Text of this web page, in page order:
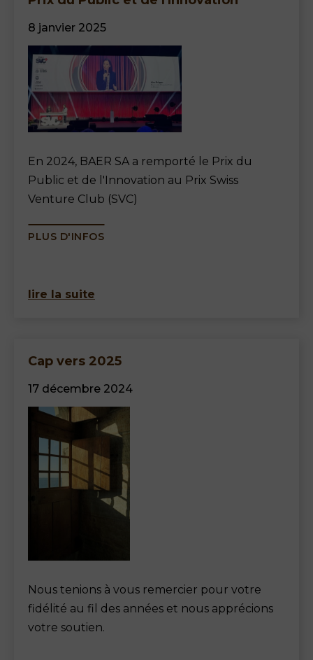
8 janvier 2025
En 2024, BAER SA a remporté le Prix du
Public et de l'Innovation au Prix Swiss
Venture Club (SVC)
PLUS D'INFOS
lire la suite
Cap vers 2025
17 décembre 2024
Nous tenions à vous remercier pour votre
fidélité au fil des années et nous apprécions
votre soutien.